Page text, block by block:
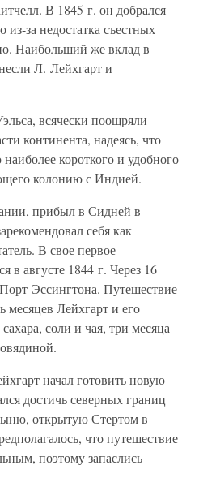
В 1845 г. он добрался
из-за недостатка съестных
Наибольший же вклад в
Л. Лейхгарт и
всячески поощряли
континента, надеясь, что
короткого и удобного
колонию с Индией.
прибыл в Сидней в
себя как
В свое первое
в августе 1844 г. Через 16
Эссингтона. Путешествие
Лейхгарт и его
соли и чая, три месяца
начал готовить новую
достичь северных границ
открытую Стертом в
что путешествие
поэтому запаслись